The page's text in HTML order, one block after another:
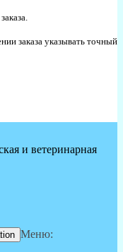
заказа указывать точный
и ветеринарная
Меню: